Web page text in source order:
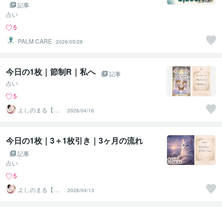
記事
占い
5
PALM CARE
2026/05/28
今日の1枚｜節制R｜私へ
記事
占い
5
よしのまる【タ
ロットの写真
店】
2026/04/16
今日の1枚｜3＋1枚引き｜3ヶ月の流れ
記事
占い
5
よしのまる【タ
ロットの写真
店】
2026/04/13